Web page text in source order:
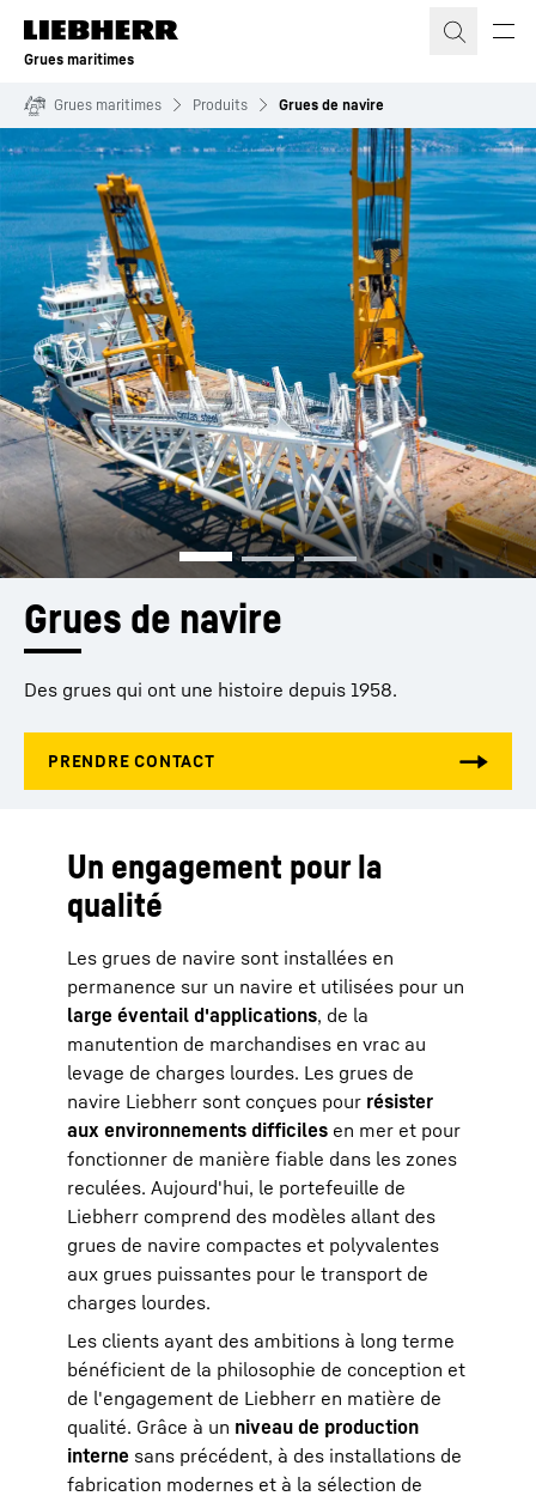
Grues maritimes
Grues maritimes Produits Grues de navire
Grues de navire
Des grues qui ont une histoire depuis 1958.
Un engagement pour la
qualité
Les grues de navire sont installées en
permanence sur un navire et utilisées pour un
large éventail d'applications, de la
manutention de marchandises en vrac au
levage de charges lourdes. Les grues de
navire Liebherr sont conçues pour résister
aux environnements difficiles en mer et pour
fonctionner de manière fiable dans les zones
reculées. Aujourd'hui, le portefeuille de
Liebherr comprend des modèles allant des
grues de navire compactes et polyvalentes
aux grues puissantes pour le transport de
charges lourdes.
Les clients ayant des ambitions à long terme
bénéficient de la philosophie de conception et
de l'engagement de Liebherr en matière de
qualité. Grâce à un niveau de production
interne sans précédent, à des installations de
fabrication modernes et à la sélection de